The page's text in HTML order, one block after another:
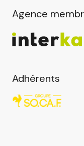
Agence
Adhérents